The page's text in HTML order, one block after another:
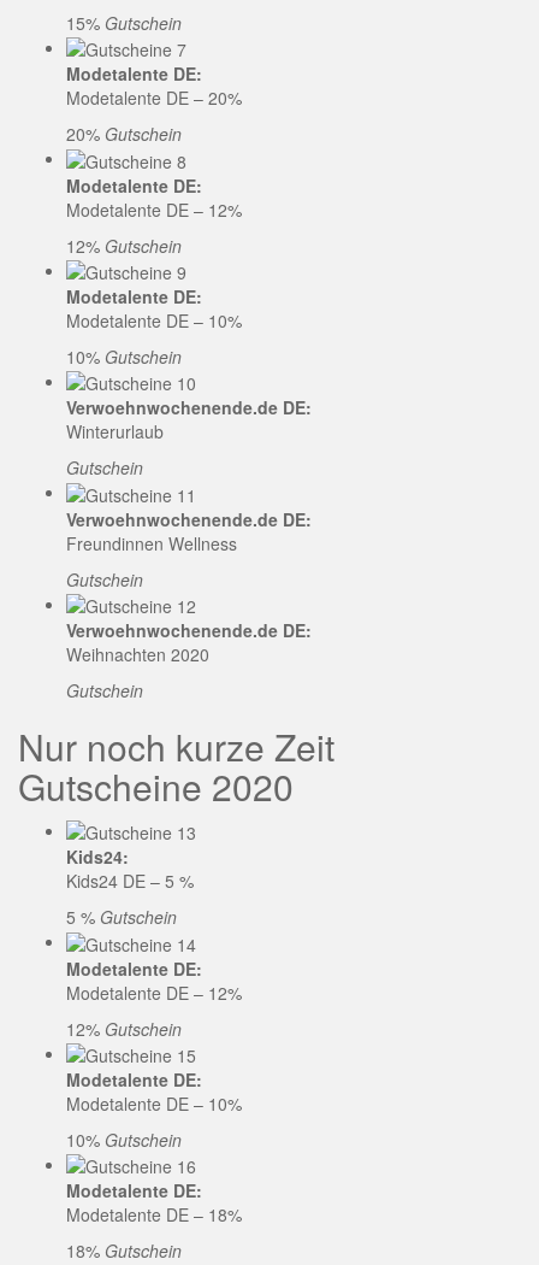
15% Gutschein
Modetalente DE:
Modetalente DE – 20%
20% Gutschein
Modetalente DE:
Modetalente DE – 12%
12% Gutschein
Modetalente DE:
Modetalente DE – 10%
10% Gutschein
Verwoehnwochenende.de DE:
Winterurlaub
Gutschein
Verwoehnwochenende.de DE:
Freundinnen Wellness
Gutschein
Verwoehnwochenende.de DE:
Weihnachten 2020
Gutschein
Nur noch kurze Zeit
Gutscheine 2020
Kids24:
Kids24 DE – 5 %
5 % Gutschein
Modetalente DE:
Modetalente DE – 12%
12% Gutschein
Modetalente DE:
Modetalente DE – 10%
10% Gutschein
Modetalente DE:
Modetalente DE – 18%
18% Gutschein